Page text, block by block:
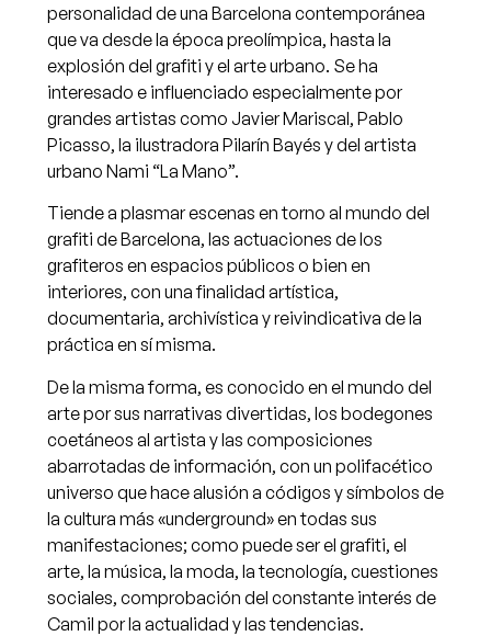
personalidad de una Barcelona contemporánea
que va desde la época preolímpica, hasta la
explosión del grafiti y el arte urbano. Se ha
interesado e influenciado especialmente por
grandes artistas como Javier Mariscal, Pablo
Picasso, la ilustradora Pilarín Bayés y del artista
urbano Nami “La Mano”.
Tiende a plasmar escenas en torno al mundo del
grafiti de Barcelona, las actuaciones de los
grafiteros en espacios públicos o bien en
interiores, con una finalidad artística,
documentaria, archivística y reivindicativa de la
práctica en sí misma.
De la misma forma, es conocido en el mundo del
arte por sus narrativas divertidas, los bodegones
coetáneos al artista y las composiciones
abarrotadas de información, con un polifacético
universo que hace alusión a códigos y símbolos de
la cultura más «underground» en todas sus
manifestaciones; como puede ser el grafiti, el
arte, la música, la moda, la tecnología, cuestiones
sociales, comprobación del constante interés de
Camil por la actualidad y las tendencias.